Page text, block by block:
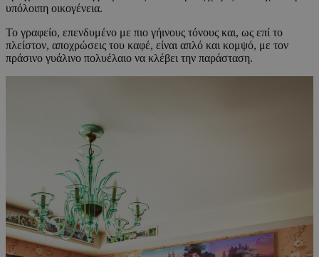
υπόλοιπη οικογένεια.
Το γραφείο, επενδυμένο με πιο γήινους τόνους και, ως επί το
πλείστον, αποχρώσεις του καφέ, είναι απλό και κομψό, με τον
πράσινο γυάλινο πολυέλαιο να κλέβει την παράσταση.